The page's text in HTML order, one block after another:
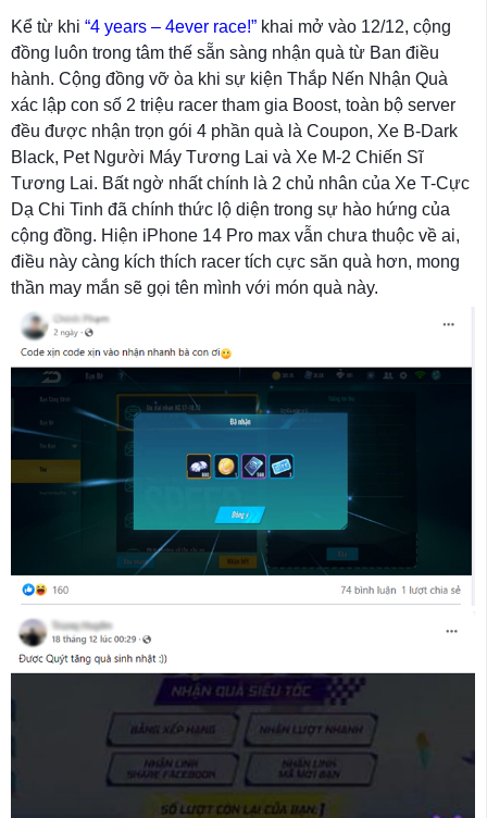
Kể từ khi “4 years – 4ever race!” khai mở vào 12/12, cộng
đồng luôn trong tâm thế sẵn sàng nhận quà từ Ban điều
hành. Cộng đồng vỡ òa khi sự kiện Thắp Nến Nhận Quà
xác lập con số 2 triệu racer tham gia Boost, toàn bộ server
đều được nhận trọn gói 4 phần quà là Coupon, Xe B-Dark
Black, Pet Người Máy Tương Lai và Xe M-2 Chiến Sĩ
Tương Lai. Bất ngờ nhất chính là 2 chủ nhân của Xe T-Cực
Dạ Chi Tinh đã chính thức lộ diện trong sự hào hứng của
cộng đồng. Hiện iPhone 14 Pro max vẫn chưa thuộc về ai,
điều này càng kích thích racer tích cực săn quà hơn, mong
thần may mắn sẽ gọi tên mình với món quà này.